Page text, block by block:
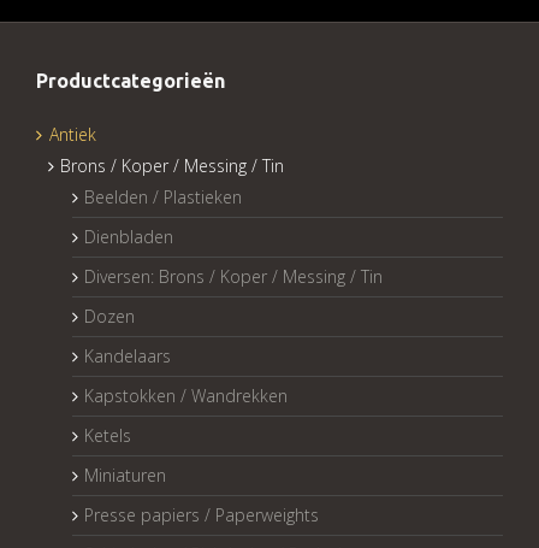
Productcategorieën
Antiek
Brons / Koper / Messing / Tin
Beelden / Plastieken
Dienbladen
Diversen: Brons / Koper / Messing / Tin
Dozen
Kandelaars
Kapstokken / Wandrekken
Ketels
Miniaturen
Presse papiers / Paperweights